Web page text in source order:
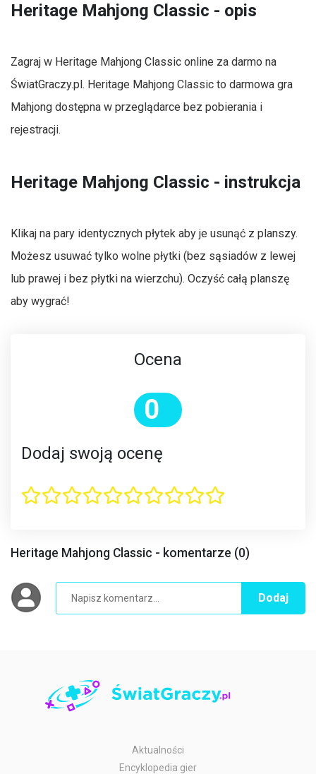
Heritage Mahjong Classic - opis
Zagraj w Heritage Mahjong Classic online za darmo na
ŚwiatGraczy.pl. Heritage Mahjong Classic to darmowa gra
Mahjong dostępna w przeglądarce bez pobierania i
rejestracji.
Heritage Mahjong Classic - instrukcja
Klikaj na pary identycznych płytek aby je usunąć z planszy.
Możesz usuwać tylko wolne płytki (bez sąsiadów z lewej
lub prawej i bez płytki na wierzchu). Oczyść całą planszę
aby wygrać!
Ocena
0
Dodaj swoją ocenę
Heritage Mahjong Classic - komentarze (0)
Dodaj
Aktualności
Encyklopedia gier